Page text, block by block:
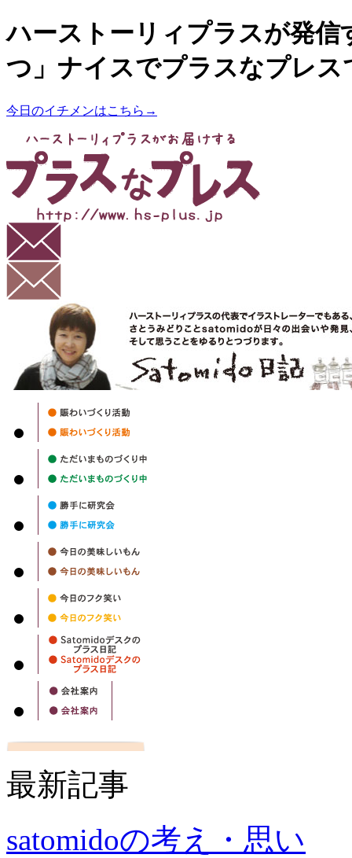
ハーストーリィプラスが発信
つ」ナイスでプラスなプレス
今日のイチメンはこちら→
最新記事
satomidoの考え・思い